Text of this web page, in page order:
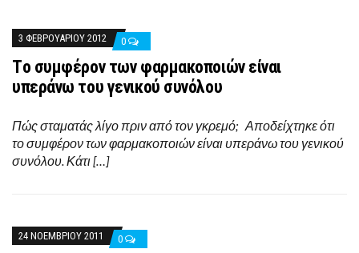
3 ΦΕΒΡΟΥΑΡΊΟΥ 2012 0
Tο συμφέρον των φαρμακοποιών είναι
υπεράνω του γενικού συνόλου
Πώς σταματάς λίγο πριν από τον γκρεμό; Αποδείχτηκε ότι
το συμφέρον των φαρμακοποιών είναι υπεράνω του γενικού
συνόλου. Κάτι […]
24 ΝΟΕΜΒΡΊΟΥ 2011 0